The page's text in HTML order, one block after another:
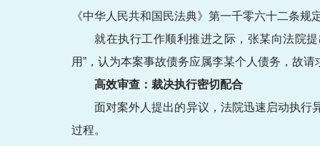
《中华人民共和国民法典》第一千零六十二条
就在执行工作顺利推进之际，张某向法院
用”，认为本案事故债务应属李某个人债务，故
高效审查：裁决执行密切配合
面对案外人提出的异议，法院迅速启动执行
过程。